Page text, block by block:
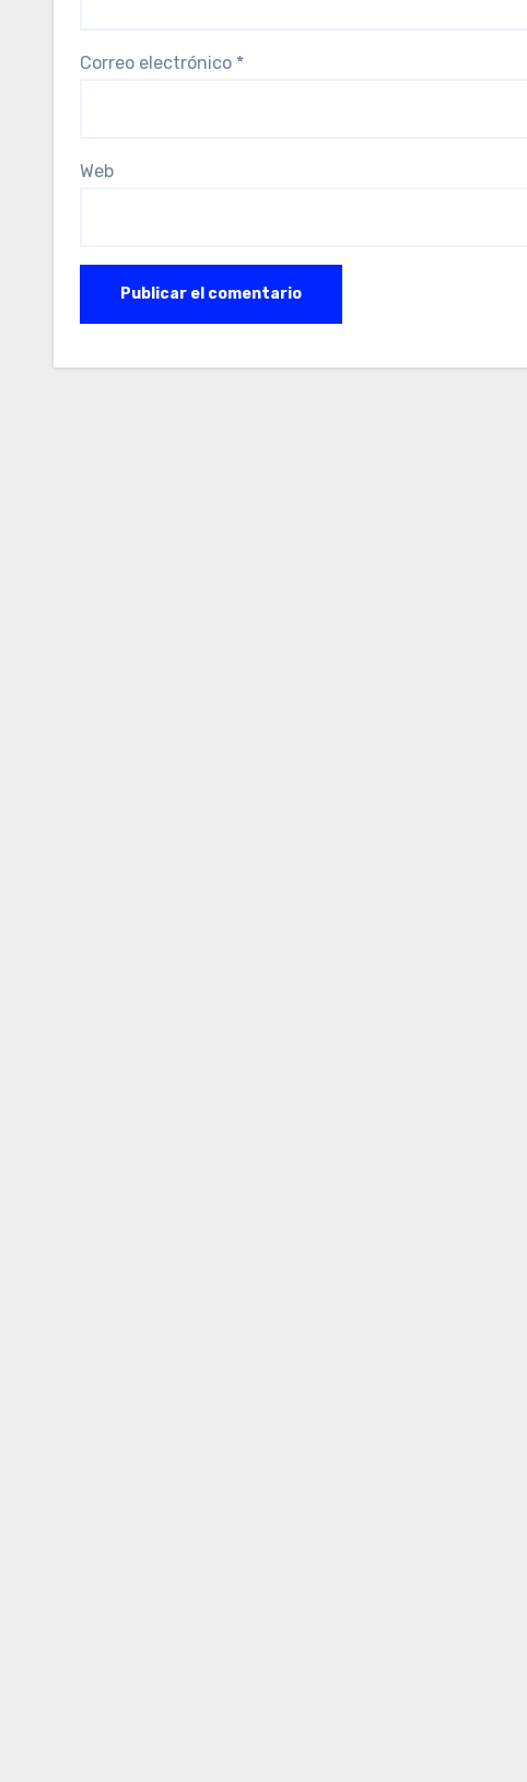
Correo electrónico *
Web